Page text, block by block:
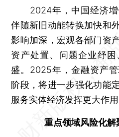
2024年，中国经济增
伴随新旧动能转换加快和
影响加深，宏观各部门资
资产处置、问题企业纾
盛。2025年，金融资产
阶段，将进一步强化功能
服务实体经济发挥更大作用
重点领域风险化